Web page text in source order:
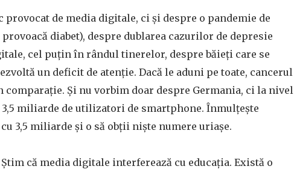
de media digitale, ci și despre o pandemie de
diabet), despre dublarea cazurilor de depresie
cel puțin în rândul tinerelor, despre băieți care se
un deficit de atenție. Dacă le aduni pe toate, cancerul
Și nu vorbim doar despre Germania, ci la nivel
miliarde de utilizatori de smartphone. Înmulțește
3,5 miliarde și o să obții niște numere uriașe.
că media digitale interferează cu educația. Există o